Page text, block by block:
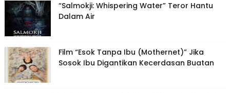
“Salmokji: Whispering Water” Teror Hantu
Dalam Air
Film “Esok Tanpa Ibu (Mothernet)” Jika
Sosok Ibu Digantikan Kecerdasan Buatan